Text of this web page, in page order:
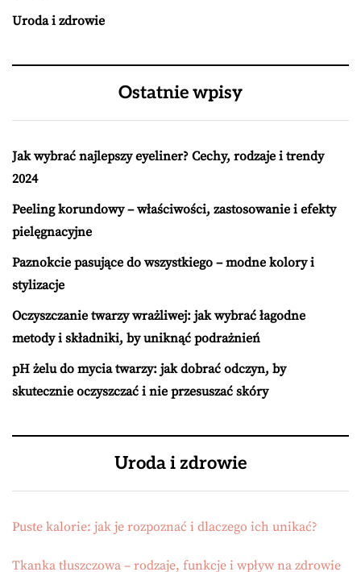
Uroda i zdrowie
Ostatnie wpisy
Jak wybrać najlepszy eyeliner? Cechy, rodzaje i trendy
2024
Peeling korundowy – właściwości, zastosowanie i efekty
pielęgnacyjne
Paznokcie pasujące do wszystkiego – modne kolory i
stylizacje
Oczyszczanie twarzy wrażliwej: jak wybrać łagodne
metody i składniki, by uniknąć podrażnień
pH żelu do mycia twarzy: jak dobrać odczyn, by
skutecznie oczyszczać i nie przesuszać skóry
Uroda i zdrowie
Puste kalorie: jak je rozpoznać i dlaczego ich unikać?
Tkanka tłuszczowa – rodzaje, funkcje i wpływ na zdrowie